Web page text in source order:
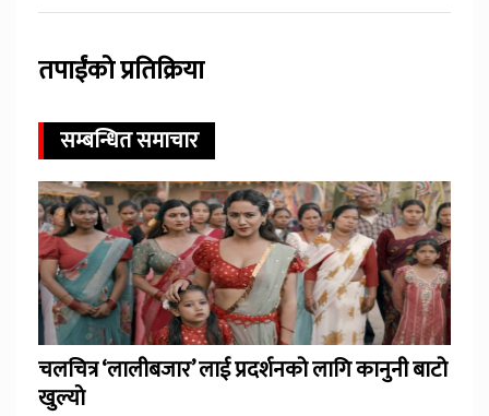
तपाईंको प्रतिक्रिया
सम्बन्धित समाचार
चलचित्र ‘लालीबजार’ लाई प्रदर्शनको लागि कानुनी बाटो
खुल्याे